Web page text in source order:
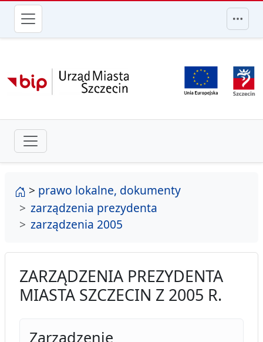
przejdź do głównego menu
strona główna
> prawo lokalne, dokumenty
zarządzenia prezydenta
zarządzenia 2005
ZARZĄDZENIA PREZYDENTA
MIASTA SZCZECIN Z 2005 R.
Zarządzenie